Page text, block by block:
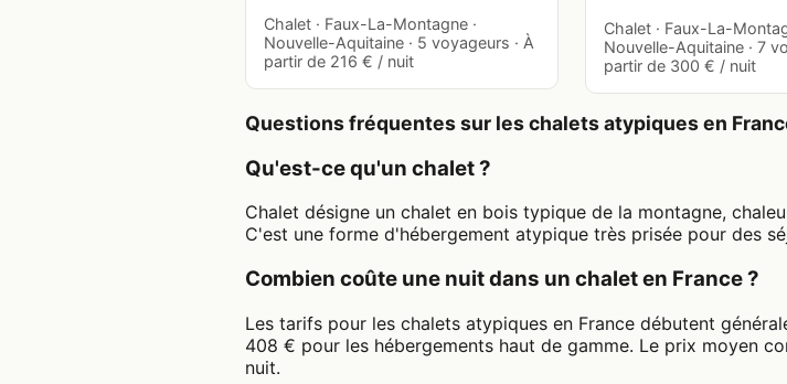
Chalet · Faux-La-Montagne ·
Nouvelle-Aquitaine · 5 voyageurs · À
partir de 216 € / nuit
Chalet · Faux-La-
Nouvelle-Aquitaine · 7
partir de 300 € / nuit
Questions fréquentes sur les chalets atypiques en
Qu'est-ce qu'un chalet ?
Chalet désigne un chalet en bois typique de la montagne,
C'est une forme d'hébergement atypique très prisée pour des
Combien coûte une nuit dans un chalet en France ?
Les tarifs pour les chalets atypiques en France débutent
408 € pour les hébergements haut de gamme. Le prix moyen
nuit.